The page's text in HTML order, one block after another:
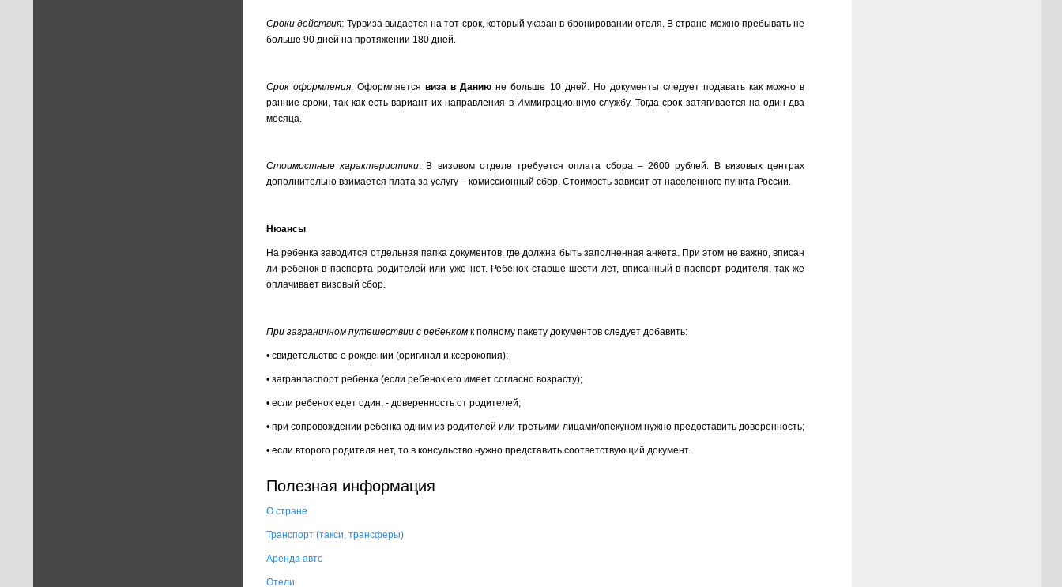
Сроки действия: Турвиза выдается на тот срок, который указан в бронировании отеля. В стране можно пребывать не
больше 90 дней на протяжении 180 дней.
Срок оформления: Оформляетсявиза в Данию не больше 10 дней. Но документы следует подавать как можно в
ранние сроки, так как есть вариант их направления в Иммиграционную службу. Тогда срок затягивается на один-два
месяца.
Стоимостные характеристики: В визовом отделе требуется оплата сбора – 2600 рублей. В визовых центрах
дополнительно взимается плата за услугу – комиссионный сбор. Стоимость зависит от населенного пункта России.
Нюансы
На ребенка заводится отдельная папка документов, где должна быть заполненная анкета. При этом не важно, вписан
ли ребенок в паспорта родителей или уже нет. Ребенок старше шести лет, вписанный в паспорт родителя, так же
оплачивает визовый сбор.
При заграничном путешествии с ребенком к полному пакету документов следует добавить:
• свидетельство о рождении (оригинал и ксерокопия);
• загранпаспорт ребенка (если ребенок его имеет согласно возрасту);
• если ребенок едет один, - доверенность от родителей;
• при сопровождении ребенка одним из родителей или третьими лицами/опекуном нужно предоставить доверенность;
• если второго родителя нет, то в консульство нужно представить соответствующий документ.
Полезная информация
О стране
Транспорт (такси, трансферы)
Аренда авто
Отели